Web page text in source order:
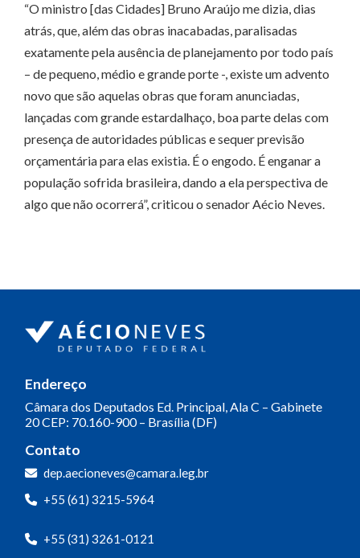
“O ministro [das Cidades] Bruno Araújo me dizia, dias
atrás, que, além das obras inacabadas, paralisadas
exatamente pela ausência de planejamento por todo país
– de pequeno, médio e grande porte -, existe um advento
novo que são aquelas obras que foram anunciadas,
lançadas com grande estardalhaço, boa parte delas com
presença de autoridades públicas e sequer previsão
orçamentária para elas existia. É o engodo. É enganar a
população sofrida brasileira, dando a ela perspectiva de
algo que não ocorrerá”, criticou o senador Aécio Neves.
Endereço
Câmara dos Deputados Ed. Principal, Ala C – Gabinete
20CEP: 70.160-900 – Brasília (DF)
Contato
dep.aecioneves@camara.leg.br
+55 (61) 3215-5964
+55 (31) 3261-0121